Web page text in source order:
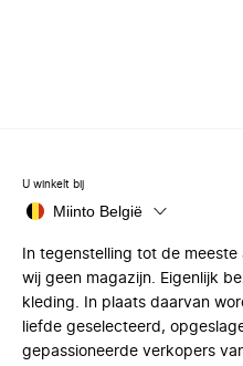
U winkelt bij
Miinto België
In tegenstelling tot de
wij geen magazijn. Eigenlijk
kleding. In plaats daarvan
liefde geselecteerd,
gepassioneerde verkopers